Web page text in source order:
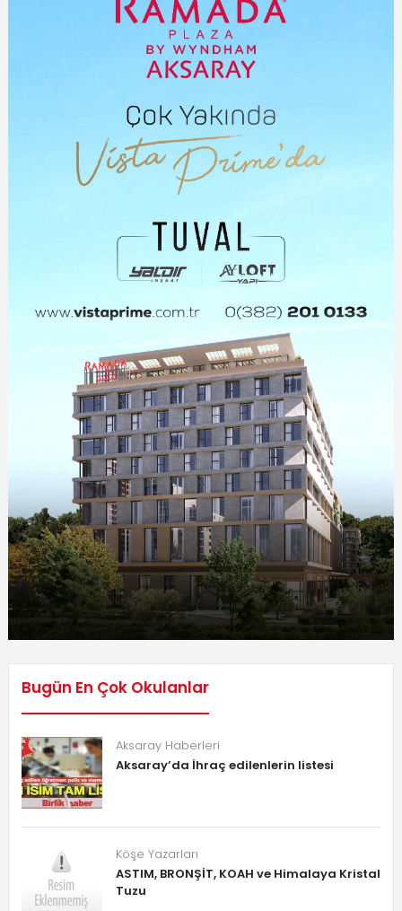
Bugün En Çok Okulanlar
Aksaray Haberleri
Aksaray’da İhraç edilenlerin listesi
Köşe Yazarları
ASTIM, BRONŞİT, KOAH ve Himalaya Kristal
Tuzu